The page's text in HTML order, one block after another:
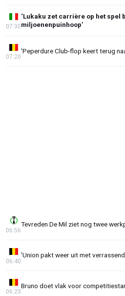
‘Lukaku zet carrière op het spel
miljoenenpuinhoop’
07:30
'Peperdure Club-flop keert terug
07:20
Tevreden De Mil ziet nog twee
06:56
'Union pakt weer uit met
06:40
Bruno doet vlak voor
06:23